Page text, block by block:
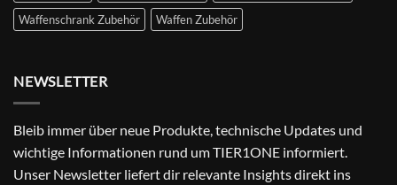
Waffenschrank Zubehör
Waffen Zubehör
NEWSLETTER
Bleib immer über neue Produkte, technische Updates und
wichtige Informationen rund um TIER1ONE informiert.
Unser Newsletter liefert dir relevante Insights direkt ins